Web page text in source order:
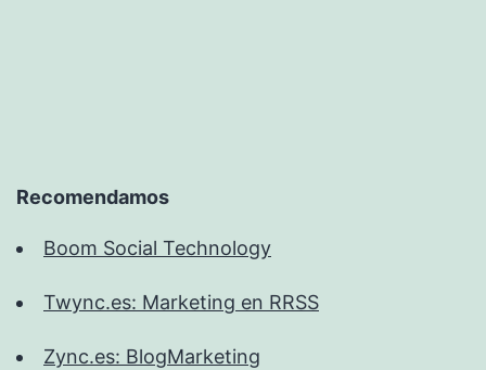
Recomendamos
Boom Social Technology
Twync.es: Marketing en RRSS
Zync.es: BlogMarketing